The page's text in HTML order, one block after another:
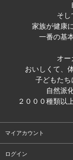
そし
家族が健康
一番の基
オー
おいしくて、
子どもたち
自然派
２０００種類以
マイアカウント
ログイン